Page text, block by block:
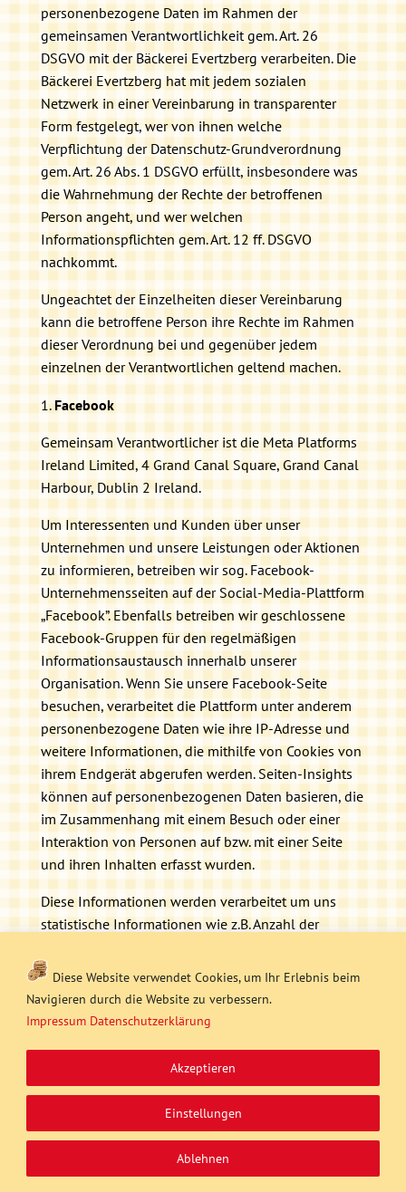
Diese Website verwendet Cookies, um Ihr Erlebnis beim
Navigieren durch die Website zu verbessern.
Impressum Datenschutzerklärung
Einstellungen
Ablehnen
Akzeptieren
personenbezogene Daten im Rahmen der
gemeinsamen Verantwortlichkeit gem. Art. 26
DSGVO mit der Bäckerei Evertzberg verarbeiten. Die
Bäckerei Evertzberg hat mit jedem sozialen
Netzwerk in einer Vereinbarung in transparenter
Form festgelegt, wer von ihnen welche
Verpflichtung der Datenschutz-Grundverordnung
gem. Art. 26 Abs. 1 DSGVO erfüllt, insbesondere was
die Wahrnehmung der Rechte der betroffenen
Person angeht, und wer welchen
Informationspflichten gem. Art. 12 ff. DSGVO
nachkommt.
Ungeachtet der Einzelheiten dieser Vereinbarung
kann die betroffene Person ihre Rechte im Rahmen
dieser Verordnung bei und gegenüber jedem
einzelnen der Verantwortlichen geltend machen.
Facebook
Gemeinsam Verantwortlicher ist die Meta Platforms
Ireland Limited, 4 Grand Canal Square, Grand Canal
Harbour, Dublin 2 Ireland.
Um Interessenten und Kunden über unser
Unternehmen und unsere Leistungen oder Aktionen
zu informieren, betreiben wir sog. Facebook-
Unternehmensseiten auf der Social-Media-Plattform
„Facebook”. Ebenfalls betreiben wir geschlossene
Facebook-Gruppen für den regelmäßigen
Informationsaustausch innerhalb unserer
Organisation. Wenn Sie unsere Facebook-Seite
besuchen, verarbeitet die Plattform unter anderem
personenbezogene Daten wie ihre IP-Adresse und
weitere Informationen, die mithilfe von Cookies von
ihrem Endgerät abgerufen werden. Seiten-Insights
können auf personenbezogenen Daten basieren, die
im Zusammenhang mit einem Besuch oder einer
Interaktion von Personen auf bzw. mit einer Seite
und ihren Inhalten erfasst wurden.
Diese Informationen werden verarbeitet um uns
statistische Informationen wie z.B. Anzahl der
und demografische Informationen bereitzustellen.
Näheres dazu finden Sie unter:
de.facebook.com/help/pages/insights.
Pflichten der gemeinsamen Verantwortlichen
Meta Platforms Ireland Limited ist verpflichtet, die
primäre Verantwortung gemäß unserer Vereinbarung
i.S.d. Art. 26 Abs. 1 DSGVO für die Verarbeitung von
personenbezogenen Daten zu übernehmen und
sämtliche Pflichten aus der DSGVO im Hinblick auf